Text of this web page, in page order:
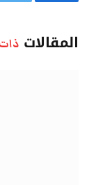
المقالات